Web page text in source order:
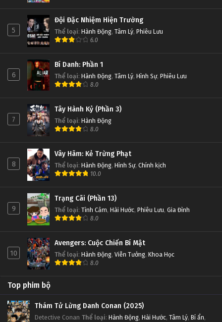
5
Đội Đặc Nhiệm Hiện Trường
Thể loại: Hành Động, Tâm Lý, Phiêu Lưu
6.0
6
Bí Danh: Phần 1
Thể loại: Hành Động, Tâm Lý, Hình Sự, Phiêu Lưu
8.0
7
Tây Hành Kỷ (Phần 3)
Thể loại: Hành Động
8.0
8
Vây Hãm: Kẻ Trừng Phạt
Thể loại: Hành Động, Hình Sự, Chính kịch
10.0
9
Trạng Cãi (Phần 13)
Thể loại: Tình Cảm, Hài Hước, Phiêu Lưu, Gia Đình
8.0
10
Avengers: Cuộc Chiến Bí Mật
Thể loại: Hành Động, Viễn Tưởng, Khoa Học
8.0
Top phim bộ
Thám Tử Lừng Danh Conan (2025)
Detective Conan Thể loại: Hành Động, Hài Hước, Tâm Lý, Bí ẩn,